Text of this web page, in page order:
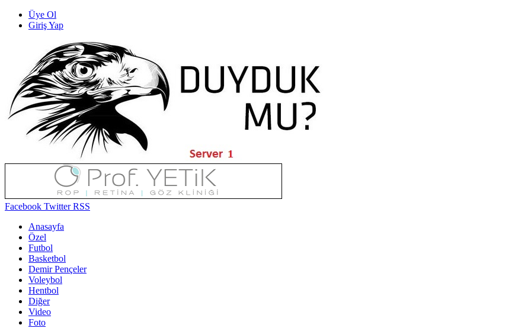
Üye Ol
Giriş Yap
Facebook TwitterRSS
Anasayfa
Özel
Futbol
Basketbol
Demir Pençeler
Voleybol
Hentbol
Diğer
Video
Foto